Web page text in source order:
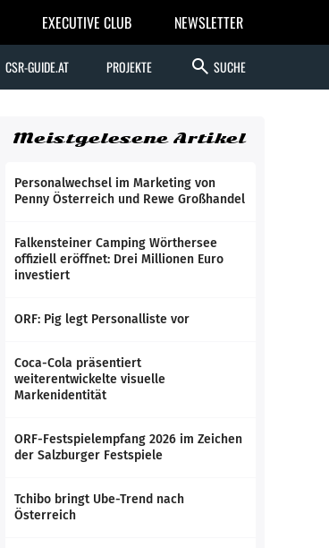
EXECUTIVE CLUB NEWSLETTER
CSR-GUIDE.AT PROJEKTE search SUCHE
Meistgelesene Artikel
Personalwechsel im Marketing von
Penny Österreich und Rewe Großhandel
Falkensteiner Camping Wörthersee
offiziell eröffnet: Drei Millionen Euro
investiert
ORF: Pig legt Personalliste vor
Coca-Cola präsentiert
weiterentwickelte visuelle
Markenidentität
ORF-Festspielempfang 2026 im Zeichen
der Salzburger Festspiele
Tchibo bringt Ube-Trend nach
Österreich